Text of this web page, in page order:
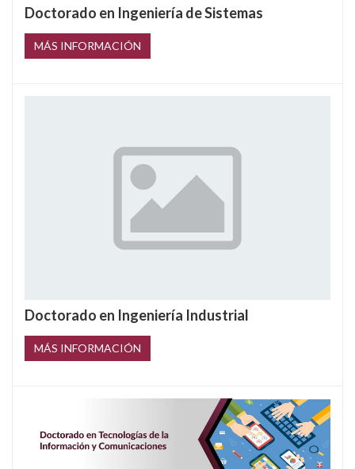
Doctorado en Ingeniería de Sistemas
MÁS INFORMACIÓN
Doctorado en Ingeniería Industrial
MÁS INFORMACIÓN